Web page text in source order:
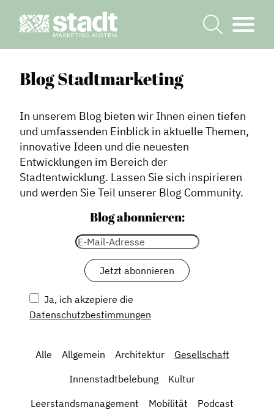
Blog Stadtmarketing
In unserem Blog bieten wir Ihnen einen tiefen
und umfassenden Einblick in aktuelle Themen,
innovative Ideen und die neuesten
Entwicklungen im Bereich der
Stadtentwicklung. Lassen Sie sich inspirieren
und werden Sie Teil unserer Blog Community.
Blog abonnieren:
Ja, ich akzepiere die
Datenschutzbestimmungen
Alle Allgemein Architektur
Gesellschaft
Innenstadtbelebung
Kultur
Leerstandsmanagement
Mobilität
Podcast